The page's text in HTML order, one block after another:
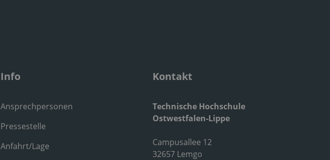
Info
Ansprechpersonen
Pressestelle
Anfahrt/Lage
Kontakt
Technische Hochschule
Ostwestfalen-Lippe
Campusallee 12
32657 Lemgo